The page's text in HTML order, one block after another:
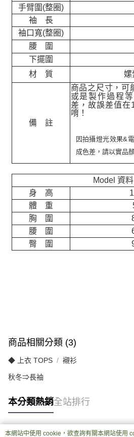
手臂圍(整圈)
袖 長
袖口寬(整圈)
腰 圍
下擺圍
材 質
嫘
備 註
商品之尺寸，可
或是製作過程
差，故誤差值在
唷！
因拍攝燈光效果&
成色差，請以實品
Model 資料
身 高
體 重
胸 圍
腰 圍
臀 圍
商品相關分類 (3)
◆ 上衣 TOPS 襯衫
秋冬⇒長袖
本分類熱銷全站排行
本網站中使用 cookie，欲查詢有關本網站使用